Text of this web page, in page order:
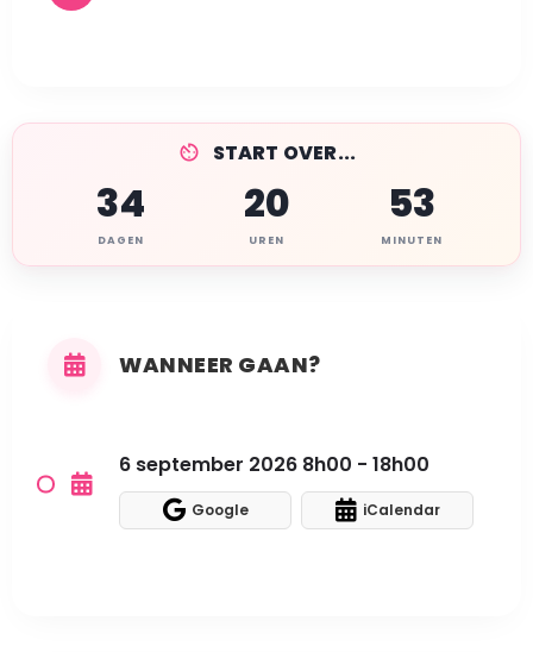
START OVER...
34
DAGEN
20
UREN
53
MINUTEN
WANNEER GAAN?
6 september 2026 8h00 - 18h00
Google iCalendar